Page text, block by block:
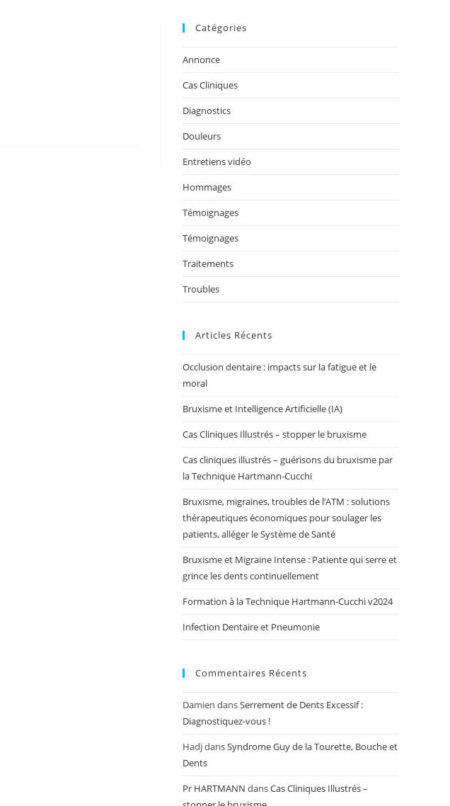
Catégories
Annonce
Cas Cliniques
Diagnostics
Douleurs
Entretiens vidéo
Hommages
Témoignages
Témoignages
Traitements
Troubles
Articles Récents
Occlusion dentaire : impacts sur la fatigue et le
moral
Bruxisme et Intelligence Artificielle (IA)
Cas Cliniques Illustrés – stopper le bruxisme
Cas cliniques illustrés – guérisons du bruxisme par
la Technique Hartmann-Cucchi
Bruxisme, migraines, troubles de l’ATM : solutions
thérapeutiques économiques pour soulager les
patients, alléger le Système de Santé
Bruxisme et Migraine Intense : Patiente qui serre et
grince les dents continuellement
Formation à la Technique Hartmann-Cucchi v2024
Infection Dentaire et Pneumonie
Commentaires Récents
Damien dansSerrement de Dents Excessif :
Diagnostiquez-vous !
HadjdansSyndrome Guy de la Tourette, Bouche et
Dents
Pr HARTMANN dansCas Cliniques Illustrés –